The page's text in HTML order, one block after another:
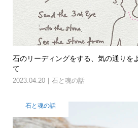
石のリーディングをする、気の通りを
て
2023.04.20 石と魂の話
石と魂の話